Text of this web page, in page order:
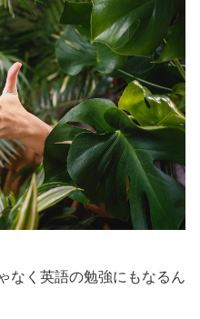
なく英語の勉強にもなるん